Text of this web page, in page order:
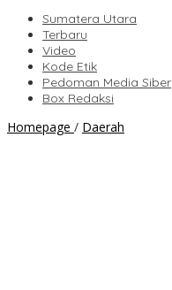
Sumatera Utara
Terbaru
Video
Kode Etik
Pedoman Media Siber
Box Redaksi
Homepage / Daerah